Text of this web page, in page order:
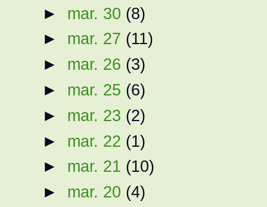
► mar. 30 (8)
► mar. 27 (11)
► mar. 26 (3)
► mar. 25 (6)
► mar. 23 (2)
► mar. 22 (1)
► mar. 21 (10)
► mar. 20 (4)